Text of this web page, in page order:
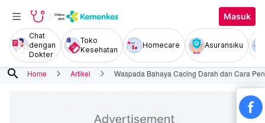
Masuk
Chat
dengan
Dokter
Toko
Kesehatan
Homecare Asuransiku
search Home Artikel Waspada Bahaya Cacing Darah dan Cara